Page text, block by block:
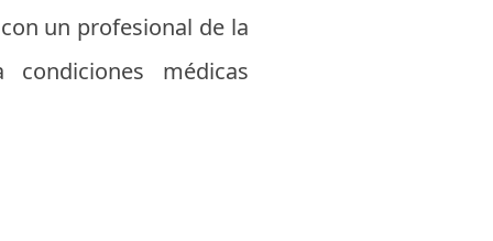
un profesional de la
médicas